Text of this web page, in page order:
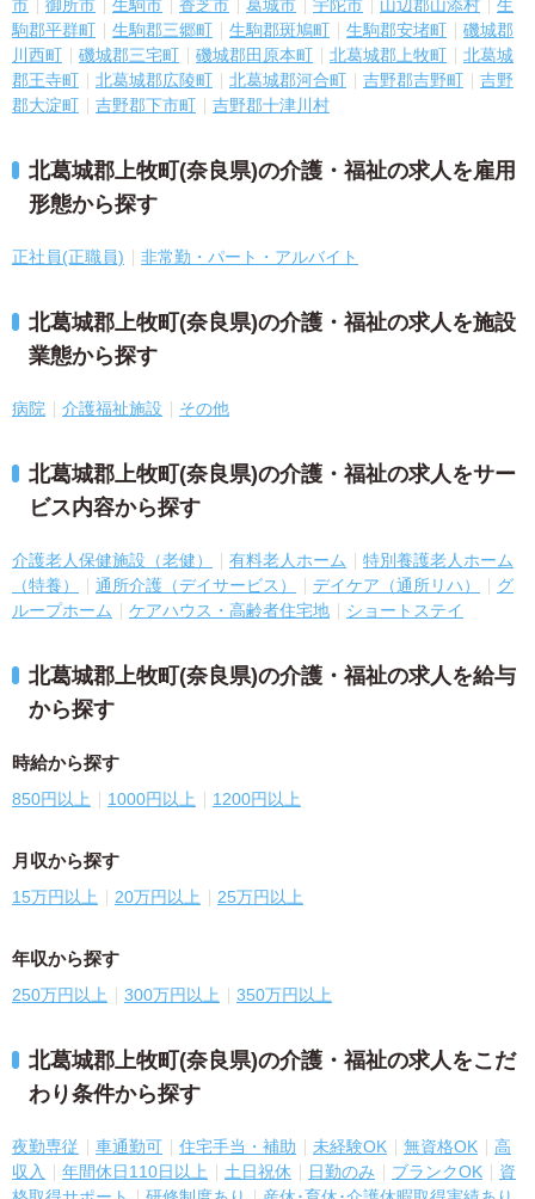
市
御所市 生駒市 香芝市 葛城市 宇陀市 山辺郡山添村
生
駒郡平群町
生駒郡三郷町 生駒郡斑鳩町 生駒郡安堵町
磯城郡
川西町
磯城郡三宅町 磯城郡田原本町 北葛城郡上牧町
北葛城
郡王寺町
北葛城郡広陵町 北葛城郡河合町 吉野郡吉野町
吉野
郡大淀町
吉野郡下市町 吉野郡十津川村
北葛城郡上牧町(奈良県)の介護・福祉の求人を雇用
形態から探す
正社員(正職員) 非常勤・パート・アルバイト
北葛城郡上牧町(奈良県)の介護・福祉の求人を施設
業態から探す
病院 介護福祉施設 その他
北葛城郡上牧町(奈良県)の介護・福祉の求人をサー
ビス内容から探す
介護老人保健施設（老健） 有料老人ホーム
特別養護老人ホーム
（特養）
通所介護（デイサービス） デイケア（通所リハ）
グ
ループホーム
ケアハウス・高齢者住宅地 ショートステイ
北葛城郡上牧町(奈良県)の介護・福祉の求人を給与
から探す
時給から探す
850円以上 1000円以上 1200円以上
月収から探す
15万円以上 20万円以上 25万円以上
年収から探す
250万円以上 300万円以上 350万円以上
北葛城郡上牧町(奈良県)の介護・福祉の求人をこだ
わり条件から探す
夜勤専従 車通勤可 住宅手当・補助 未経験OK 無資格OK
高
収入
年間休日110日以上 土日祝休 日勤のみ ブランクOK
資